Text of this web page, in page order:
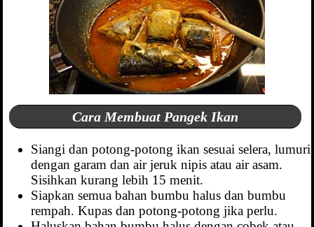
Cara Membuat Pangek Ikan
Siangi dan potong-potong ikan sesuai selera, lumuri
dengan garam dan air jeruk nipis atau air asam.
Sisihkan kurang lebih 15 menit.
Siapkan semua bahan bumbu halus dan bumbu
rempah. Kupas dan potong-potong jika perlu.